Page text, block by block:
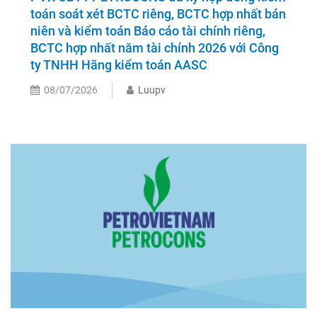
toán soát xét BCTC riêng, BCTC hợp nhất bán
niên và kiểm toán Báo cáo tài chính riêng,
BCTC hợp nhất năm tài chính 2026 với Công
ty TNHH Hãng kiểm toán AASC
08/07/2026 Luupv